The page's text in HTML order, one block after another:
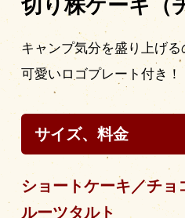
切り株ケーキ（
キャンプ気分を盛り上げ
可愛いロゴプレート付き！
サイズ、料金
ショートケーキ／チョ
ルーツタルト